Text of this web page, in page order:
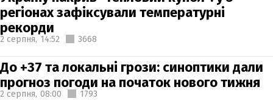
регіонах зафіксували температурні
рекорди
2 серпня, 14:52 3668
До +37 та локальні грози: синоптики дали
прогноз погоди на початок нового тижня
2 серпня, 08:00 1793